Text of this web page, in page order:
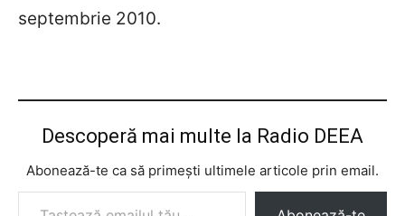
septembrie 2010.
Descoperă mai multe la Radio DEEA
Abonează-te ca să primești ultimele articole prin email.
Tastează emailul tău...